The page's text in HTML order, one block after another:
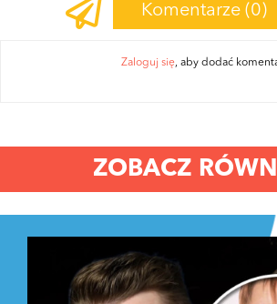
Komentarze (0)
Zaloguj się, aby dodać
ZOBACZ